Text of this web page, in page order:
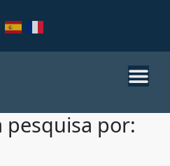
pesquisa por: